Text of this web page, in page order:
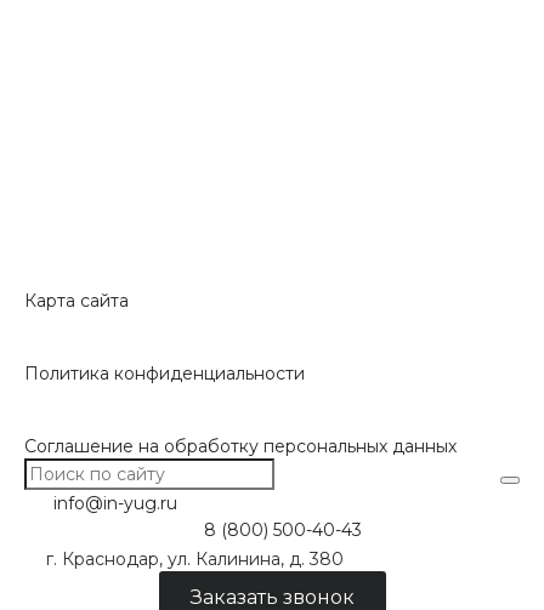
Карта сайта
Политика конфиденциальности
Соглашение на обработку персональных данных
info@in-yug.ru
8 (800) 500-40-43
г. Краснодар, ул. Калинина, д. 380
Заказать звонок